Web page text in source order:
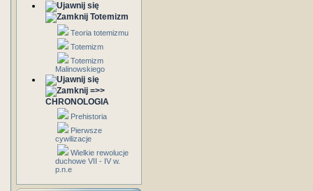
Totemizm
Teoria totemizmu
Totemizm
Totemizm
Malinowskiego
=>>
CHRONOLOGIA
Prehistoria
Pierwsze
cywilizacje
Wielkie rewolucje
duchowe VII - IV w.
p.n.e